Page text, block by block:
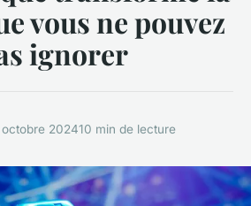
vous ne pouvez
ignorer
octobre 202410 min de lecture